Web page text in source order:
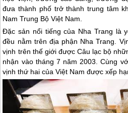
đưa thành phố trở thành trung tâm
Nam Trung Bộ Việt Nam.
Đặc sản nổi tiếng của Nha Trang là
đều nằm trên địa phận Nha Trang .
vịnh trên thế giới được Câu lạc bộ
nhận vào tháng 7 năm 2003. Cùng
vịnh thứ hai của Việt Nam được xếp